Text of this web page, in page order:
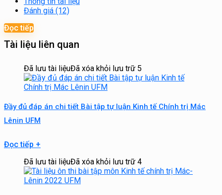
Đánh giá (12)
Đọc tiếp
Tài liệu liên quan
Đã lưu tài liệuĐã xóa khỏi lưu trữ 5
Đầy đủ đáp án chi tiết Bài tập tự luận Kinh tế Chính trị Mác
Lênin UFM
Đọc tiếp +
Đã lưu tài liệuĐã xóa khỏi lưu trữ 4